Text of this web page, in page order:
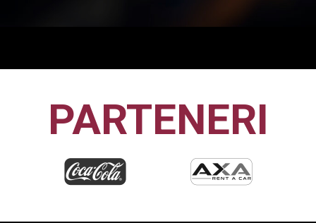
PARTENERI